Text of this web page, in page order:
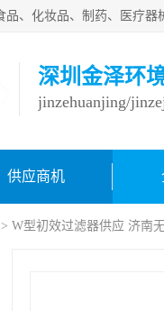
深圳金泽环
jinzehuanjing/
供应商机
> W型初效过滤器供应 济南